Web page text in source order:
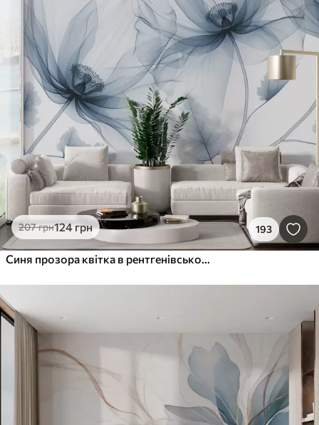
207грн124грн 193
Синя прозора квітка в рентгенівському стилі на білому тлі Мінімалістичний монохромний ботанічний дизайн